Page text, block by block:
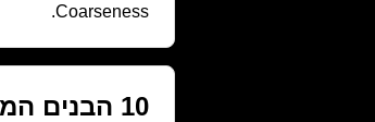
Coarseness.
10 הבנים המובילים